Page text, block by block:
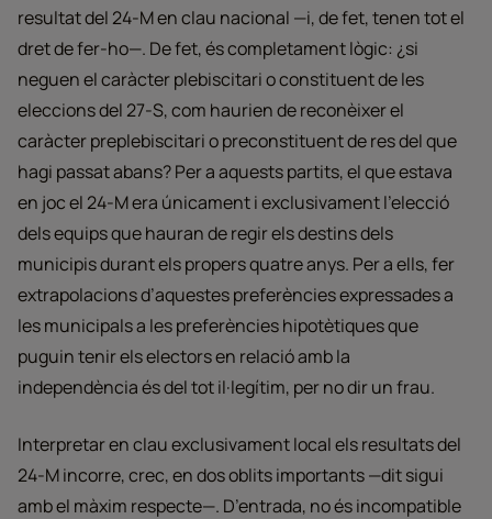
resultat del 24-M en clau nacional —i, de fet, tenen tot el
dret de fer-ho—. De fet, és completament lògic: ¿si
neguen el caràcter plebiscitari o constituent de les
eleccions del 27-S, com haurien de reconèixer el
caràcter preplebiscitari o preconstituent de res del que
hagi passat abans? Per a aquests partits, el que estava
en joc el 24-M era únicament i exclusivament l’elecció
dels equips que hauran de regir els destins dels
municipis durant els propers quatre anys. Per a ells, fer
extrapolacions d’aquestes preferències expressades a
les municipals a les preferències hipotètiques que
puguin tenir els electors en relació amb la
independència és del tot il·legítim, per no dir un frau.
Interpretar en clau exclusivament local els resultats del
24-M incorre, crec, en dos oblits importants —dit sigui
amb el màxim respecte—. D’entrada, no és incompatible